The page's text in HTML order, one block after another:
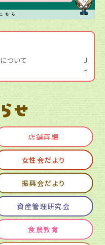
フィッシングメール、サ
店舗再編
女性会だより
振興会だより
資産管理研究会
食農教育